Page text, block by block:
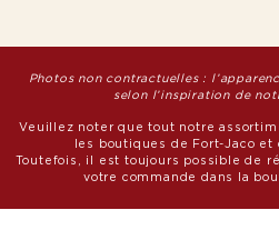
Photos non contractuelles :
selon l’inspiration de
Veuillez noter que tout notre
les boutiques de Fort-Jaco
Toutefois, il est toujours possible de
votre commande dans la